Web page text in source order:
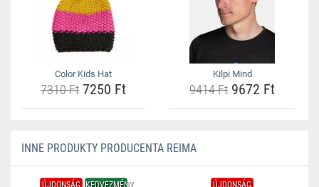
Color Kids Hat
7310 Ft 7250 Ft
Kilpi Mind
9414 Ft 9672 Ft
INNE PRODUKTY PRODUCENTA REIMA
ÚJDONSÁG KEDVEZMÉNY ÚJDONSÁG